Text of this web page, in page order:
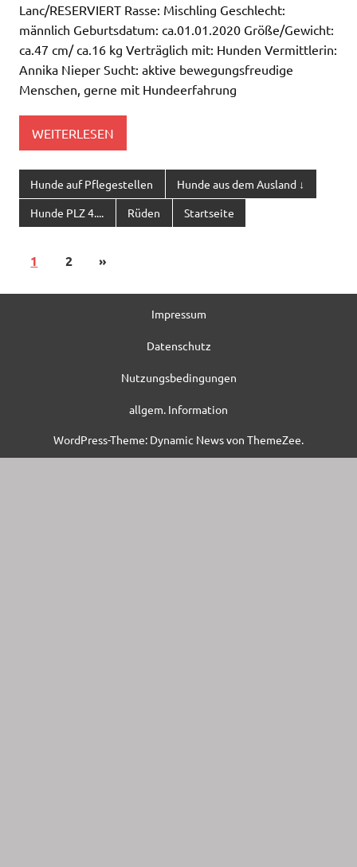
Lanc/RESERVIERT Rasse: Mischling Geschlecht:
männlich Geburtsdatum: ca.01.01.2020 Größe/Gewicht:
ca.47 cm/ ca.16 kg Verträglich mit: Hunden Vermittlerin:
Annika Nieper Sucht: aktive bewegungsfreudige
Menschen, gerne mit Hundeerfahrung
WEITERLESEN
Hunde auf Pflegestellen Hunde aus dem Ausland ↓
Hunde PLZ 4.... Rüden Startseite
1 2 »
Impressum
Datenschutz
Nutzungsbedingungen
allgem. Information
WordPress-Theme: Dynamic News von ThemeZee.